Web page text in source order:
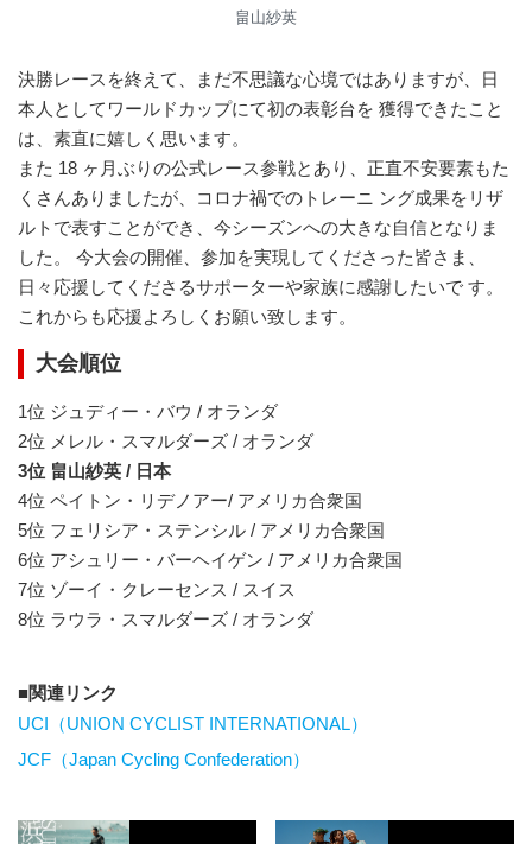
畠山紗英
決勝レースを終えて、まだ不思議な心境ではありますが、日
本人としてワールドカップにて初の表彰台を 獲得できたこと
は、素直に嬉しく思います。
また 18 ヶ月ぶりの公式レース参戦とあり、正直不安要素もた
くさんありましたが、コロナ禍でのトレーニ ング成果をリザ
ルトで表すことができ、今シーズンへの大きな自信となりま
した。 今大会の開催、参加を実現してくださった皆さま、
日々応援してくださるサポーターや家族に感謝したいで す。
これからも応援よろしくお願い致します。
大会順位
1位 ジュディー・バウ / オランダ
2位 メレル・スマルダーズ / オランダ
3位 畠山紗英 / 日本
4位 ペイトン・リデノアー/ アメリカ合衆国
5位 フェリシア・ステンシル / アメリカ合衆国
6位 アシュリー・バーヘイゲン / アメリカ合衆国
7位 ゾーイ・クレーセンス / スイス
8位 ラウラ・スマルダーズ / オランダ
関連リンク
UCI（UNION CYCLIST INTERNATIONAL）
JCF（Japan Cycling Confederation）